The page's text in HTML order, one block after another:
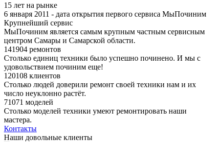
15 лет на рынке
6 января 2011 - дата открытия первого сервиса МыПочиним
Крупнейший сервис
МыПочиним является самым крупным частным сервисным
центром Самары и Самарской области.
141904 ремонтов
Столько единиц техники было успешно починено. И мы с
удовольствием починим еще!
120108 клиентов
Столько людей доверили ремонт своей техники нам и их
число неуклонно растёт.
71071 моделей
Столько моделей техники умеют ремонтировать наши
мастера.
Контакты
Наши довольные клиенты